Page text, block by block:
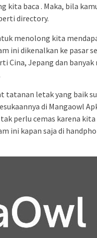
kita baca . Maka, bila
directory.
menolong kita
ini dikenalkan ke pasar
Cina, Jepang dan
tatanan letak yang baik
di Mangaowl
perlu cemas karena
ini kapan saja di